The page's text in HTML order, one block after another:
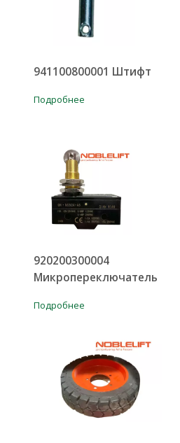
941100800001 Штифт
Подробнее
920200300004
Микропереключатель
Подробнее